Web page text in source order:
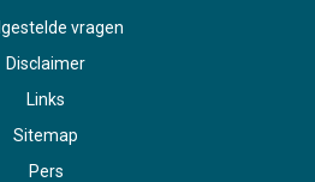
vragen
Disclaimer
Links
Sitemap
Pers